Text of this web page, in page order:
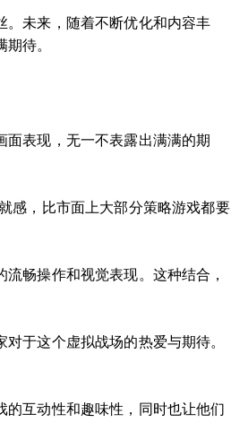
。未来，随着不断优化和内容丰
待。
面表现，无一不表露出满满的期
感，比市面上大部分策略游戏都要
畅操作和视觉表现。这种结合，
于这个虚拟战场的热爱与期待。
互动性和趣味性，同时也让他们